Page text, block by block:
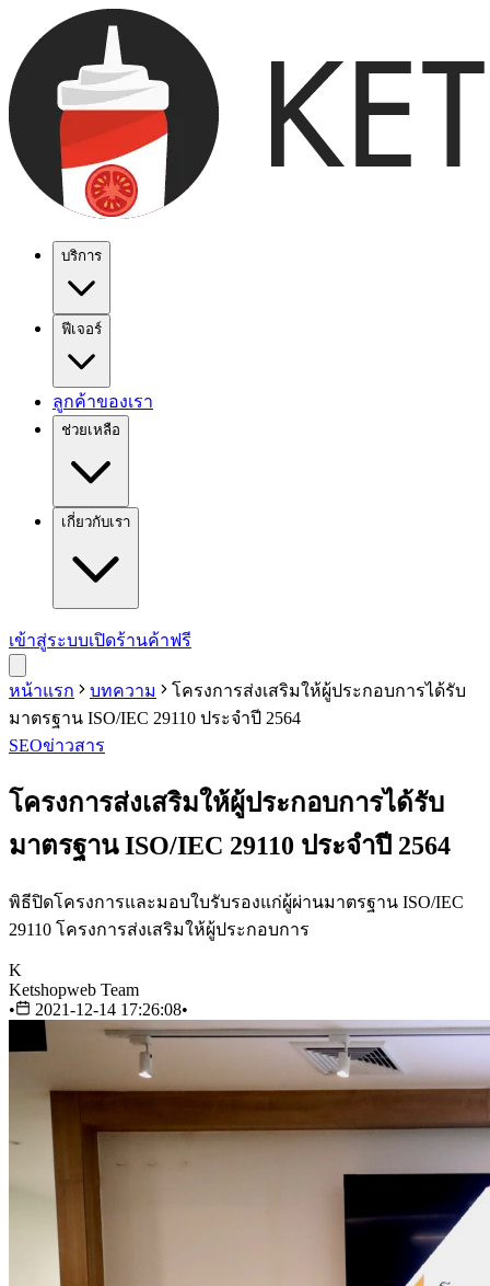
บริการ
ฟีเจอร์
ลูกค้าของเรา
ช่วยเหลือ
เกี่ยวกับเรา
เข้าสู่ระบบเปิดร้านค้าฟรี
หน้าแรก บทความ
โครงการส่งเสริมให้ผู้ประกอบการได้รับ
มาตรฐาน ISO/IEC 29110 ประจำปี 2564
SEOข่าวสาร
โครงการส่งเสริมให้ผู้ประกอบการได้รับ
มาตรฐาน ISO/IEC 29110 ประจำปี 2564
พิธีปิดโครงการและมอบใบรับรองแก่ผู้ผ่านมาตรฐาน ISO/IEC
29110 โครงการส่งเสริมให้ผู้ประกอบการ
K
Ketshopweb Team
•
2021-12-14 17:26:08•